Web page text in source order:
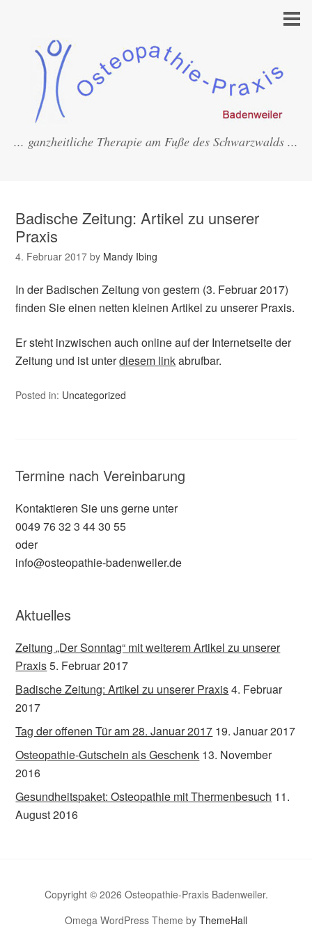
... ganzheitliche Therapie am Fuße des Schwarzwalds ...
Badische Zeitung: Artikel zu unserer
Praxis
4. Februar 2017 by Mandy Ibing
In der Badischen Zeitung von gestern (3. Februar 2017)
finden Sie einen netten kleinen Artikel zu unserer Praxis.
Er steht inzwischen auch online auf der Internetseite der
Zeitung und ist unterdiesem linkabrufbar.
Posted in: Uncategorized
Termine nach Vereinbarung
Kontaktieren Sie uns gerne unter
0049 76 32 3 44 30 55
oder
info@osteopathie-badenweiler.de
Aktuelles
Zeitung „Der Sonntag“ mit weiterem Artikel zu unserer
Praxis5. Februar 2017
Badische Zeitung: Artikel zu unserer Praxis4. Februar
2017
Tag der offenen Tür am 28. Januar 2017 19. Januar 2017
Osteopathie-Gutschein als Geschenk 13. November
2016
Gesundheitspaket: Osteopathie mit Thermenbesuch 11.
August 2016
Copyright © 2026 Osteopathie-Praxis Badenweiler.
Omega WordPress Theme by ThemeHall